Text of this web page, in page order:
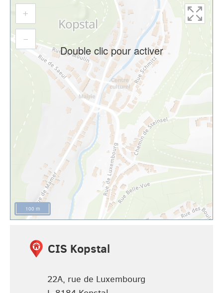
l'adresse
Double clic pour activer
+
–
100 m
CIS Kopstal
22A, rue de Luxembourg